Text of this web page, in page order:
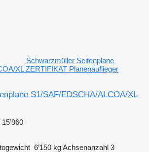
Schwarzmüller Seitenplane
XL ZERTIFIKAT Planenauflieger
S1/SAF/EDSCHA/ALCOA/XL
6’150 kgAchsenanzahl 3